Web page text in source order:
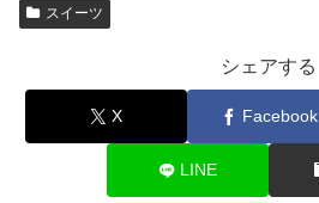
スイーツ
シェアする
X Facebook
LINE